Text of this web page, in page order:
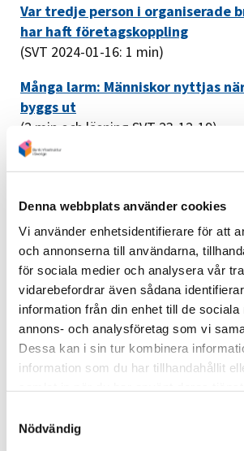
Denna webbplats använder cookies
Vi använder enhetsidentifierare för att
och annonserna till användarna,
för sociala medier och analysera vår
vidarebefordrar även sådana
information från din enhet till de sociala
annons- och analysföretag som vi
Dessa kan i sin tur kombinera
information som du har tillhandahållit
Nödvändig
Var tredje person i organiserade
har haft företagskoppling
(SVT 2024-01-16: 1 min)
Många larm: Människor nyttjas
byggs ut
(2 min och läsning SVT 23-12-19)
Flest arbetsplatsolyckor på 15 år
Hållbar byggbransch – nu börjar
Byggindustrin
(23-11-17)
Fortsatta brister vid kontroller av
Stockholm | Skatteverket
(23-10-04)
Byggnads: Osannolikt slöseri
skattepengar (aftonbladet.se)